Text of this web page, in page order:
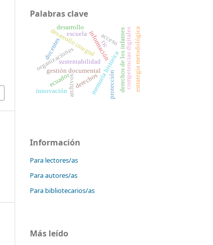
Palabras clave
gestión documental
archivos memoria histórica
organizaciones información
desarrollo integral derechos de los infantes
protección
ecuador competencias digitalesestrategia metodológica
tic
sustentabilidad
derechos
innovación
docentes
escuela acceso
desarrollo
Información
Para lectores/as
Para autores/as
Para bibliotecarios/as
Más leído